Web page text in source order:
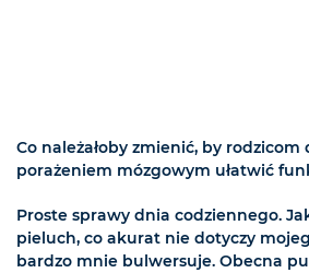
Co należałoby zmienić, by rodzicom
porażeniem mózgowym ułatwić
Proste sprawy dnia codziennego.
pieluch, co akurat nie dotyczy
bardzo mnie bulwersuje. Obecna